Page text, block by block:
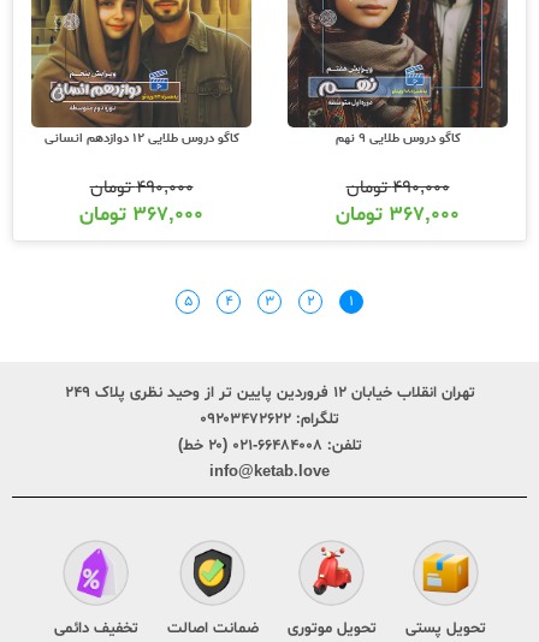
کاگو دروس طلایی 9 نهم
۴۹۰,۰۰۰تومان
۳۶۷,۰۰۰ تومان
کاگو دروس طلایی 12 دوازدهم انسانی
۴۹۰,۰۰۰تومان
۳۶۷,۰۰۰ تومان
۱ ۲ ۳ ۴ ۵
تهران انقلاب خیابان ۱۲ فروردین پایین تر از وحید نظری پلاک ۲۴۹
تلگرام: ۰۹۲۰۳۴۷۲۶۲۲
تلفن: ۶۶۴۸۴۰۰۸-۰۲۱ (۲۰ خط)
info@ketab.love
تحویل پستی تحویل موتوری ضمانت اصالت تخفیف دائمی